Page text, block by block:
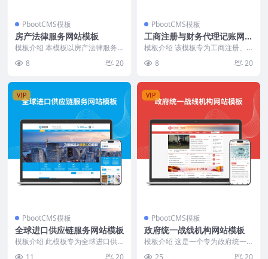
PbootCMS模板
房产法律服务网站模板
模板介绍 本模板以房产法律服务
权债务、合同纠纷等业...
8 20
PbootCMS模板
工商注册与财务代理记账网站
模板
模板介绍 该模板专为工商注册、
务类网站设计，聚焦业...
8 20
VIP
PbootCMS模板
全球进口供应链服务网站模板
模板介绍 此模板专为全球进口供
11 20
VIP
PbootCMS模板
政府统一战线机构网站模板
模板介绍 这是一个专为政府统一
25 20